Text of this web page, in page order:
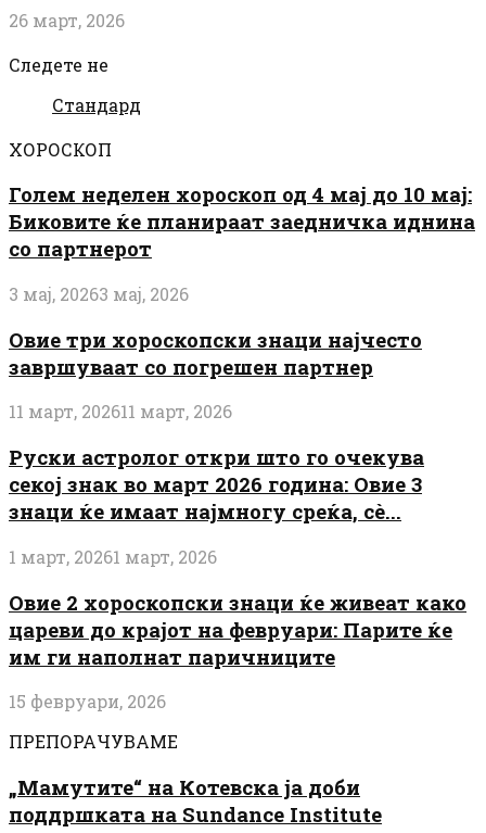
26 март, 2026
Следете не
Стандард
ХОРОСКОП
Голем неделен хороскоп од 4 мај до 10 мај:
Биковите ќе планираат заедничка иднина
со партнерот
3 мај, 20263 мај, 2026
Овие три хороскопски знаци најчесто
завршуваат со погрешен партнер
11 март, 202611 март, 2026
Руски астролог откри што го очекува
секој знак во март 2026 година: Овие 3
знаци ќе имаат најмногу среќа, сè...
1 март, 20261 март, 2026
Овие 2 хороскопски знаци ќе живеат како
цареви до крајот на февруари: Парите ќе
им ги наполнат паричниците
15 февруари, 2026
ПРЕПОРАЧУВАМЕ
„Мамутите“ на Котевска ја доби
поддршката на Sundance Institute